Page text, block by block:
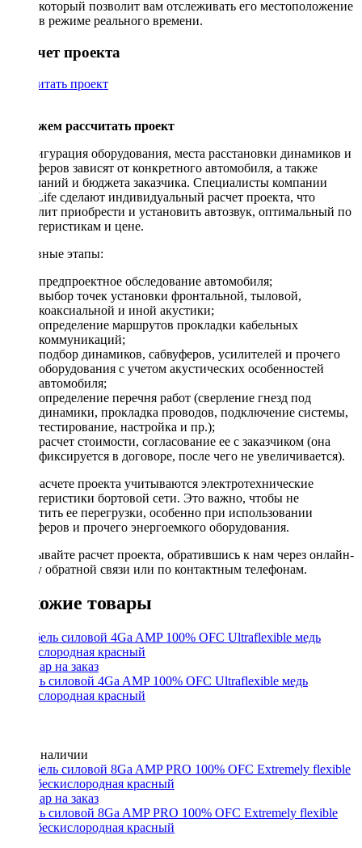
который позволит вам отслеживать его местоположение
в режиме реального времени.
Рассчет проекта
Рассчитать проект
Поможем рассчитать проект
Конфигурация оборудования, места расстановки динамиков и
сабвуферов зависят от конкретного автомобиля, а также
пожеланий и бюджета заказчика. Специалисты компании
DriveLife сделают индивидуальный расчет проекта, что
позволит приобрести и установить автозвук, оптимальный по
характеристикам и цене.
Основные этапы:
предпроектное обследование автомобиля;
выбор точек установки фронтальной, тыловой,
коаксиальной и иной акустики;
определение маршрутов прокладки кабельных
коммуникаций;
подбор динамиков, сабвуферов, усилителей и прочего
оборудования с учетом акустических особенностей
автомобиля;
определение перечня работ (сверление гнезд под
динамики, прокладка проводов, подключение системы,
тестирование, настройка и пр.);
расчет стоимости, согласование ее с заказчиком (она
фиксируется в договоре, после чего не увеличивается).
При расчете проекта учитываются электротехнические
характеристики бортовой сети. Это важно, чтобы не
допустить ее перегрузки, особенно при использовании
сабвуферов и прочего энергоемкого оборудования.
Заказывайте расчет проекта, обратившись к нам через онлайн-
форму обратной связи или по контактным телефонам.
Похожие товары
Кабель силовой 4Ga AMP 100% OFC Ultraflexible медь
бескислородная красный
Нет в наличии
Кабель силовой 8Ga AMP PRO 100% OFC Extremely flexible
медь бескислородная красный